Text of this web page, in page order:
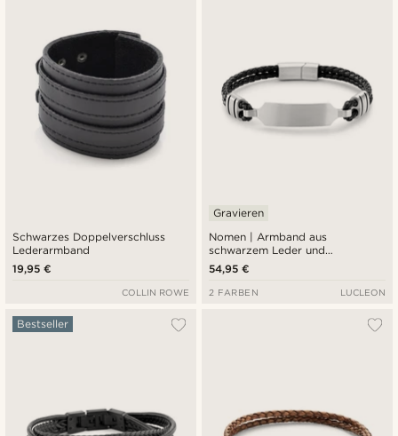
Schwarzes Doppelverschluss
Lederarmband
19,95 €
COLLIN ROWE
Nomen | Armband aus
schwarzem Leder und
silberfarbener ID-Platte
Gravieren
54,95 €
2 FARBEN LUCLEON
Bestseller